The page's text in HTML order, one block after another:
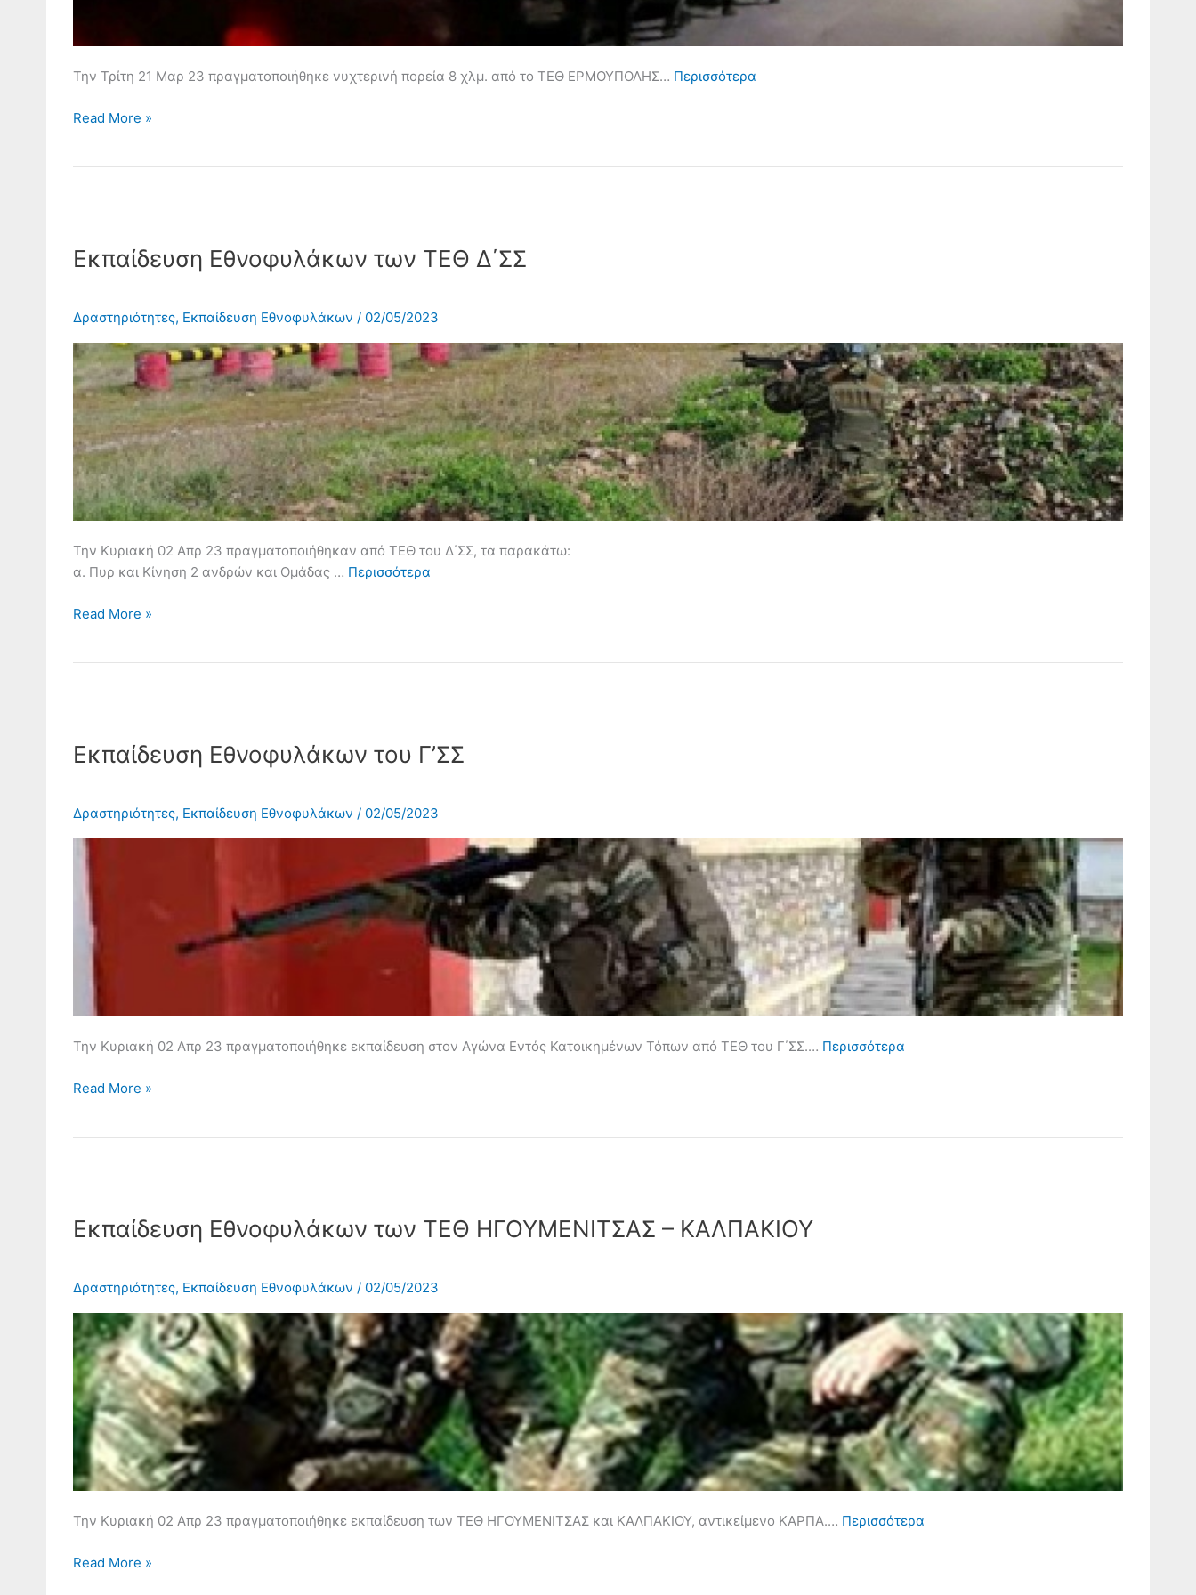
Την Τρίτη 21 Μαρ 23 πραγματοποιήθηκε νυχτερινή πορεία 8 χλμ. από το ΤΕΘ ΕΡΜΟΥΠΟΛΗΣ… Περισσότερα
Read More »
Εκπαίδευση Εθνοφυλάκων των ΤΕΘ Δ΄ΣΣ
Δραστηριότητες, Εκπαίδευση Εθνοφυλάκων / 02/05/2023
Την Κυριακή 02 Απρ 23 πραγματοποιήθηκαν από ΤΕΘ του Δ΄ΣΣ, τα παρακάτω:
α. Πυρ και Κίνηση 2 ανδρών και Ομάδας … Περισσότερα
Εθνοφυλάκων
των
Δ΄ΣΣ
Read More »
Εκπαίδευση Εθνοφυλάκων του Γ’ΣΣ
Δραστηριότητες, Εκπαίδευση Εθνοφυλάκων / 02/05/2023
Την Κυριακή 02 Απρ 23 πραγματοποιήθηκε εκπαίδευση στον Αγώνα Εντός Κατοικημένων Τόπων από ΤΕΘ του Γ΄ΣΣ.… Περισσότερα
Εθνοφυλάκων
του
Read More »
Εκπαίδευση Εθνοφυλάκων των ΤΕΘ ΗΓΟΥΜΕΝΙΤΣΑΣ – ΚΑΛΠΑΚΙΟΥ
Δραστηριότητες, Εκπαίδευση Εθνοφυλάκων / 02/05/2023
Την Κυριακή 02 Απρ 23 πραγματοποιήθηκε εκπαίδευση των ΤΕΘ ΗΓΟΥΜΕΝΙΤΣΑΣ και ΚΑΛΠΑΚΙΟΥ, αντικείμενo ΚΑΡΠΑ.… Περισσότερα
Εθνοφυλάκων
των
ΗΓΟΥΜΕΝΙΤΣΑΣ
ΚΑΛΠΑΚΙΟΥ
Read More »